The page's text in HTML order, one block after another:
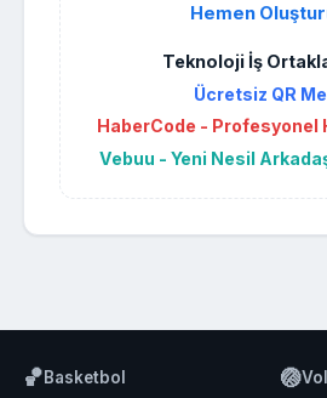
Hemen
Teknoloji İş
Ücretsiz QR
HaberCode - Profesyonel
Vebuu - Yeni Nesil
🏀Basketbol 🏐